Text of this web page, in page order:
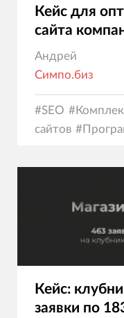
Кейс для
сайта
Андрей
Симпо.биз
#SEO #
сайтов #
Кейс:
заявки по